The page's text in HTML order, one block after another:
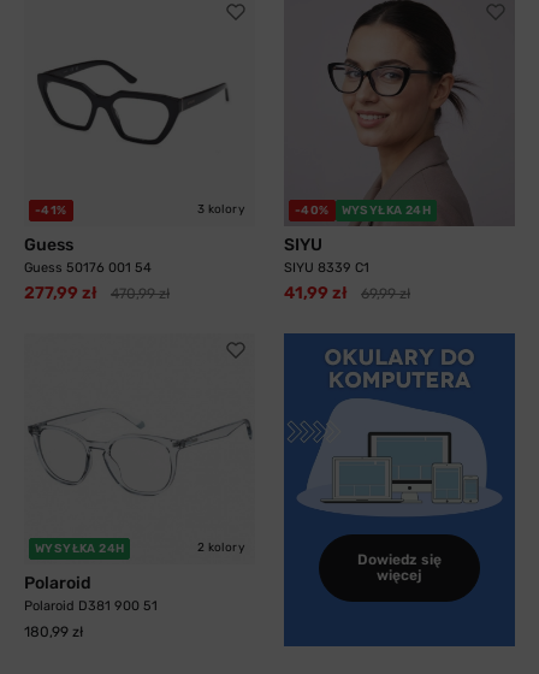
-41% 3 kolory
Guess
Guess 50176 001 54
277,99 zł 470,99 zł
-40% WYSYŁKA 24H
SIYU
SIYU 8339 C1
41,99 zł 69,99 zł
WYSYŁKA 24H 2 kolory
Polaroid
Polaroid D381 900 51
180,99 zł
Dowiedz się
więcej